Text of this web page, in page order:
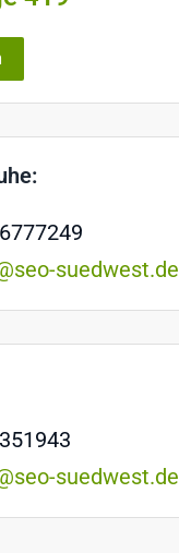
suedwest.de
suedwest.de